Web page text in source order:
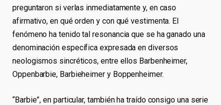
preguntaron si verlas inmediatamente y, en caso
afirmativo, en qué orden y con qué vestimenta. El
fenómeno ha tenido tal resonancia que se ha ganado una
denominación específica expresada en diversos
neologismos sincréticos, entre ellos Barbenheimer,
Oppenbarbie, Barbieheimer y Boppenheimer.
“Barbie”, en particular, también ha traído consigo una serie